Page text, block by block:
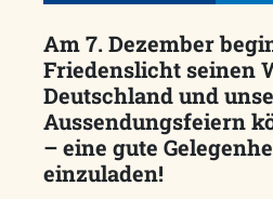
Am 7. Dezember
Friedenslicht seinen
Deutschland und
Aussendungsfeiern
– eine gute
einzuladen!